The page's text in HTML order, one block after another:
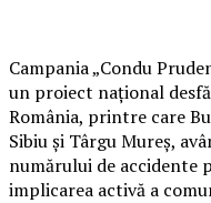
Campania „Condu
un proiect național
România, printre care
Sibiu și Târgu Mureș,
numărului de accidente
implicarea activă a